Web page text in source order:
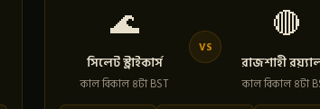
🌊
সিলেট স্ট্রাইকার্স
কাল বিকাল ৪টা BST
VS 🔴
রাজশাহী
কাল বিকাল ৪টা